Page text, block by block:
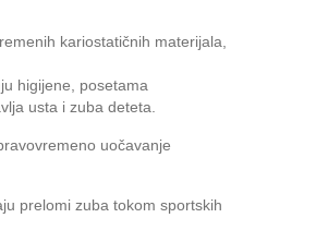
kariostatičnih materijala,
higijene, posetama
usta i zuba deteta.
uočavanje
prelomi zuba tokom sportskih